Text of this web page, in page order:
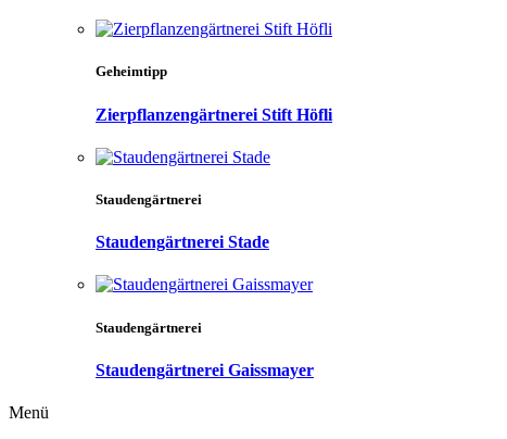
Geheimtipp
Zierpflanzengärtnerei Stift Höfli
Staudengärtnerei
Staudengärtnerei Stade
Staudengärtnerei
Staudengärtnerei Gaissmayer
Menü